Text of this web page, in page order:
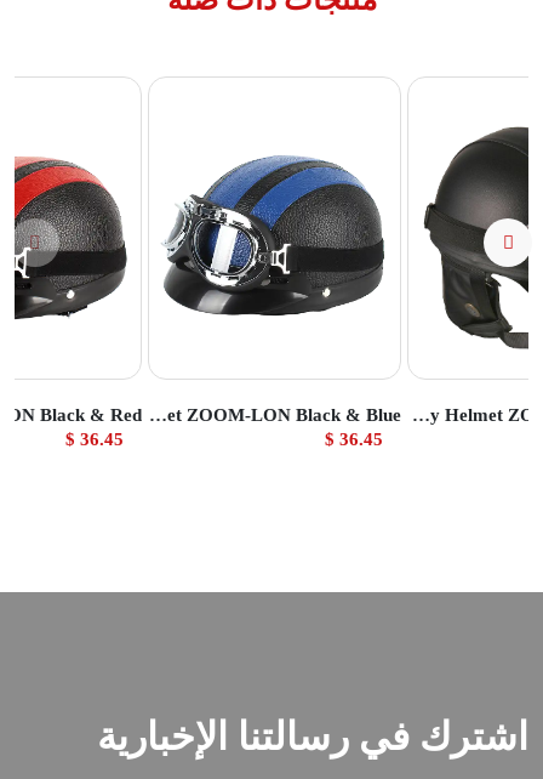
Safety Helmet ZOOM-LON Black عرض المنتج
Safety Helmet ZOOM-LON Black & Blue
36.45 $
عرض المنتج
36.45 $
اشترك في رسالتنا الإخبارية